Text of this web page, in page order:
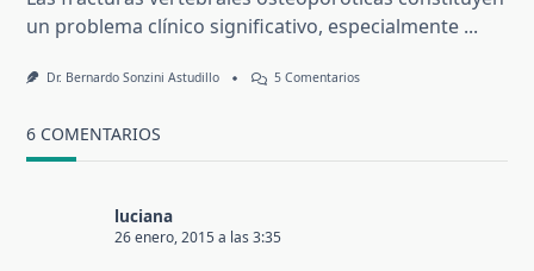
un problema clínico significativo, especialmente ...
Dr. Bernardo Sonzini Astudillo 5 ComentariosEn
6 COMENTARIOS
luciana
26 enero, 2015 a las 3:35